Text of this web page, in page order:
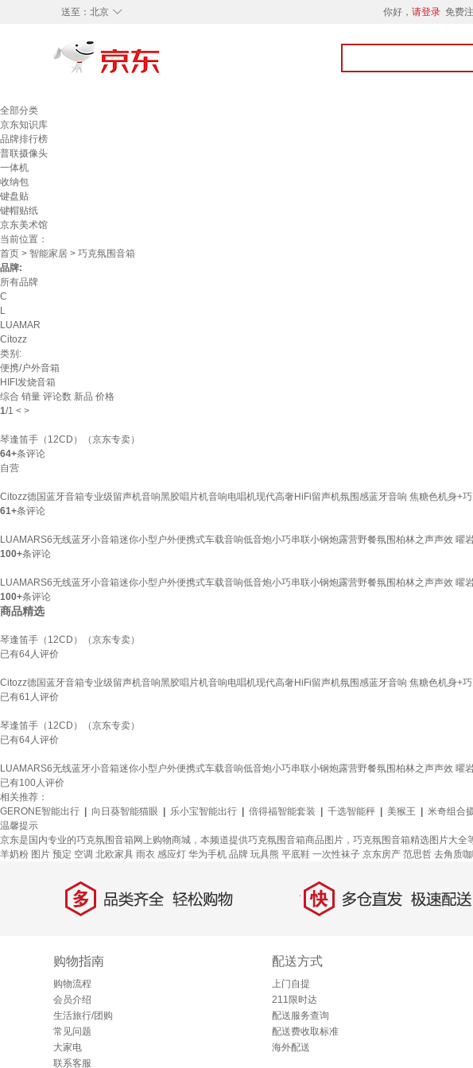
◇
送至： 北京 你好， 请登录 免费
全部分类
京东知识库
品牌排行榜
普联摄像头
一体机
收纳包
键盘贴
键帽贴纸
京东美术馆
当前位置：
首页 > 智能家居 > 巧克氛围音箱
品牌:
所有品牌
C
L
LUAMAR
Citozz
类别:
便携/户外音箱
HIFI发烧音箱
综合 销量 评论数 新品 价格
1/1 < >
琴逢笛手（12CD）（京东专卖）
64+条评论
自营
Citozz德国蓝牙音箱专业级留声机音响黑胶唱片机音响电唱机现代高奢HiFi留声机氛围感蓝牙音响 焦糖色机身+
61+条评论
LUAMARS6无线蓝牙小音箱迷你小型户外便携式车载音响低音炮小巧串联小钢炮露营野餐氛围柏林之声声效 曜
100+条评论
LUAMARS6无线蓝牙小音箱迷你小型户外便携式车载音响低音炮小巧串联小钢炮露营野餐氛围柏林之声声效 曜
100+条评论
商品精选
琴逢笛手（12CD）（京东专卖）
已有64人评价
Citozz德国蓝牙音箱专业级留声机音响黑胶唱片机音响电唱机现代高奢HiFi留声机氛围感蓝牙音响 焦糖色机身+
已有61 人评价
琴逢笛手（12CD）（京东专卖）
已有64人评价
LUAMARS6无线蓝牙小音箱迷你小型户外便携式车载音响低音炮小巧串联小钢炮露营野餐氛围柏林之声声效 曜
已有100人评价
相关推荐：
GERONE智能出行
向日葵智能猫眼 乐小宝智能出行 倍得福智能套装 千选智能秤 美猴王 米奇组合
温馨提示
京东是国内专业的巧克氛围音箱网上购物商城，本频道提供巧克氛围音箱商品图片，巧克氛围音箱精选图片大
羊奶粉 图片 预定 空调 北欧家具 雨衣 感应灯 华为手机 品牌 玩具熊 平底鞋 一次性袜子 京东房产 范思哲 去角质
多 品类齐全，轻松购物 快 多仓直发，极速配送
购物指南
购物流程
会员介绍
生活旅行/团购
常见问题
大家电
联系客服
配送方式
上门自提
211限时达
配送服务查询
配送费收取标准
海外配送